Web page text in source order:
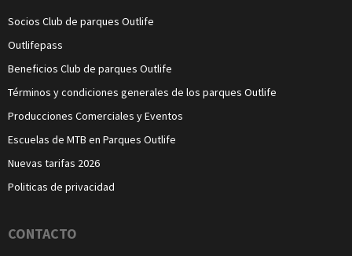
Socios Club de parques Outlife
Outlifepass
Beneficios Club de parques Outlife
Términos y condiciones generales de los parques Outlife
Producciones Comerciales y Eventos
Escuelas de MTB en Parques Outlife
Nuevas tarifas 2026
Politicas de privacidad
CONTACTO